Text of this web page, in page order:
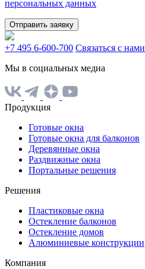
персональных данных
Отправить заявку
+7 495 6-600-700 Связаться с нами
Мы в социальных медиа
Продукция
Готовые окна
Готовые окна для балконов
Деревянные окна
Раздвижные окна
Портальные решения
Решения
Пластиковые окна
Остекление балконов
Остекление домов
Алюминиевые конструкции
Компания